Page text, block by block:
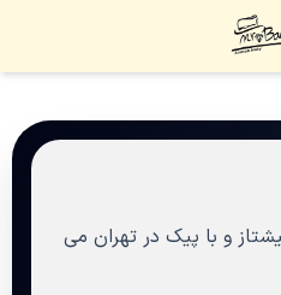
و با پیک در تهران می